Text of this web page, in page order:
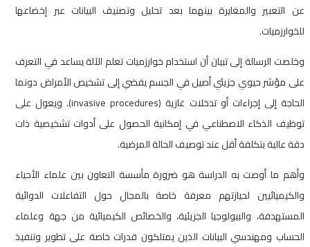
عن التعبير والمغايرة بينهما بعد تحليل وتصنيف البيانات عبر إخضاعها
للخوارزميات.
وخلصت الرسالة إلى تبيان أن استخدام خوارزميات تعلم الآلة يساعد في التعرف
على مؤشر حيوي جزيئي أصيل في الجسم يفضي إلى تشخيص الأمراض دونما
الحاجة إلى إجراءات أو تدخلات غازية (invasive procedures). ويعول على
توظيف الذكاء الاصطناعي في إمكانية الحصول على أدوات تشخيصية ذات
دقة عالية بتكلفة أقل عند توصيف الحالة المرضية.
وأهم ما أوصت به الدراسة هو ضرورة مأسسة التعاون بين علماء الأحياء
والكيميائيين لحيازتهم معرفة خاصة بالمجال حول التفاعلات الدوائية
المستهدفة، والبيولوجيا الجزيئية، والخصائص الكيميائية من جهة وعلماء
الحساب ومهندسي البيانات الذين يمتلكون قدرات خاصة على تطوير وتنفيذ